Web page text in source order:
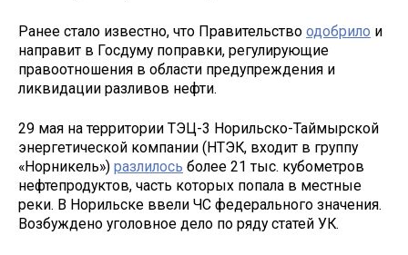
Ранее стало известно, что Правительство одобрило и
направит в Госдуму поправки, регулирующие
правоотношения в области предупреждения и
ликвидации разливов нефти.
29 мая на территории ТЭЦ-3 Норильско-Таймырской
энергетической компании (НТЭК, входит в группу
«Норникель») разлилось более 21 тыс. кубометров
нефтепродуктов, часть которых попала в местные
реки. В Норильске ввели ЧС федерального значения.
Возбуждено уголовное дело по ряду статей УК.